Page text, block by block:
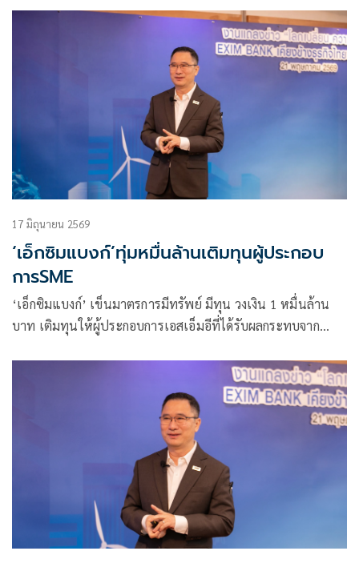
17 มิถุนายน 2569
‘เอ็กซิมแบงก์’ทุ่มหมื่นล้านเติมทุนผู้ประกอบ
การSME
‘เอ็กซิมแบงก์’ เข็นมาตรการมีทรัพย์ มีทุน วงเงิน 1 หมื่นล้าน
บาท เติมทุนให้ผู้ประกอบการเอสเอ็มอีที่ได้รับผลกระทบจาก